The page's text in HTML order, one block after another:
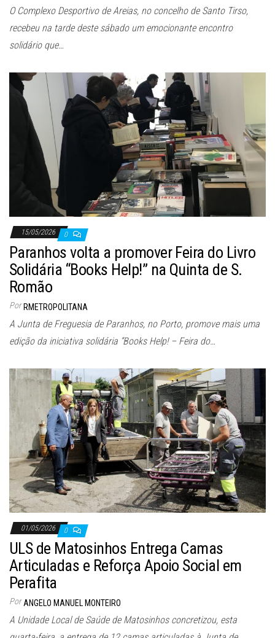
O Complexo Desportivo de Areias, no concelho de Santo Tirso,
recebeu na tarde deste sábado um emocionante encontro
solidário que…
15/05/2026 0
Paranhos volta a promover Feira do Livro
Solidária “Books Help!” na Quinta de S.
Romão
Por RMETROPOLITANA
A Junta de Freguesia de Paranhos, no Porto, promove mais uma
edição da iniciativa solidária “Books Help! – Feira do…
01/05/2026 0
ULS de Matosinhos Entrega Camas
Articuladas e Reforça Apoio Social em
Perafita
Por ANGELO MANUEL MONTEIRO
A Unidade Local de Saúde de Matosinhos concretizou, esta